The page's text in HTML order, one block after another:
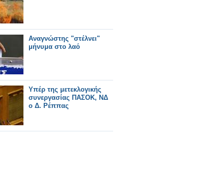
Αναγνώστης "στέλνει"
μήνυμα στο λαό
Υπέρ της μετεκλογικής
συνεργασίας ΠΑΣΟΚ, ΝΔ
ο Δ. Ρέππας